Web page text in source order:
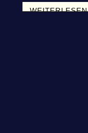
WEITERLESEN